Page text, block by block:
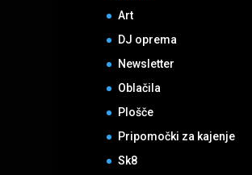
Art
DJ oprema
Newsletter
Oblačila
Plošče
Pripomočki za kajenje
Sk8